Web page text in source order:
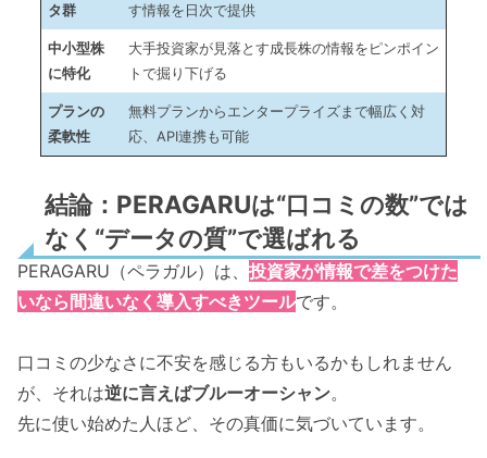
タ群
す情報を日次で提供
中小型株
に特化
大手投資家が見落とす成長株の情報をピンポイン
トで掘り下げる
プランの
柔軟性
無料プランからエンタープライズまで幅広く対
応、API連携も可能
結論：PERAGARUは“口コミの数”では
なく“データの質”で選ばれる
PERAGARU（ペラガル）は、 投資家が情報で差をつけた
いなら間違いなく導入すべきツールです。
口コミの少なさに不安を感じる方もいるかもしれません
が、それは逆に言えばブルーオーシャン。
先に使い始めた人ほど、その真価に気づいています。